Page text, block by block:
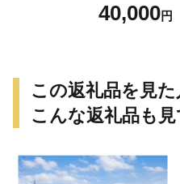
40,000円
この返礼品を見た
こんな返礼品も